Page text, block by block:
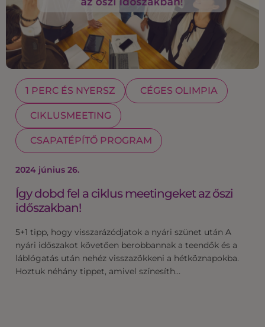
1 PERC ÉS NYERSZ CÉGES OLIMPIA
CIKLUSMEETING
CSAPATÉPÍTŐ PROGRAM
2024 június 26.
Így dobd fel a ciklus meetingeket az őszi
időszakban!
5+1 tipp, hogy visszarázódjatok a nyári szünet után A
nyári időszakot követően berobbannak a teendők és a
láblógatás után nehéz visszazökkeni a hétköznapokba.
Hoztuk néhány tippet, amivel színesíth…